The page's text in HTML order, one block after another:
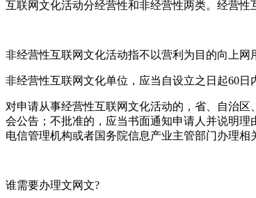
互联网文化活动分经营性和非经营性两类。经营
非经营性互联网文化活动指不以营利为目的向上网
非经营性互联网文化单位，应当自设立之日起60
对申请从事经营性互联网文化活动的，省、自治
会公告；不批准的，应当书面通知申请人并说明
电信管理机构或者国务院信息产业主管部门办理相
谁需要办理文网文?